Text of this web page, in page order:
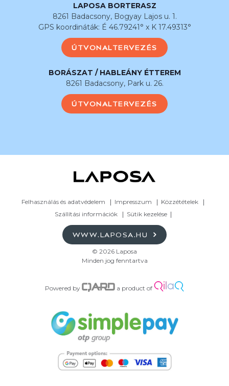
LAPOSA BORTERASZ
8261 Badacsony, Bogyay Lajos u. 1.
GPS koordináták: É 46.79241° x K 17.49313°
ÚTVONALTERVEZÉS
BORÁSZAT / HABLEÁNY ÉTTEREM
8261 Badacsony, Park u. 26.
ÚTVONALTERVEZÉS
Felhasználás és adatvédelem Impresszum
Közzétételek
Szállítási információk
Sütik kezelése
WWW.LAPOSA.HU
© 2026 Laposa
Minden jog fenntartva
Powered by a product of